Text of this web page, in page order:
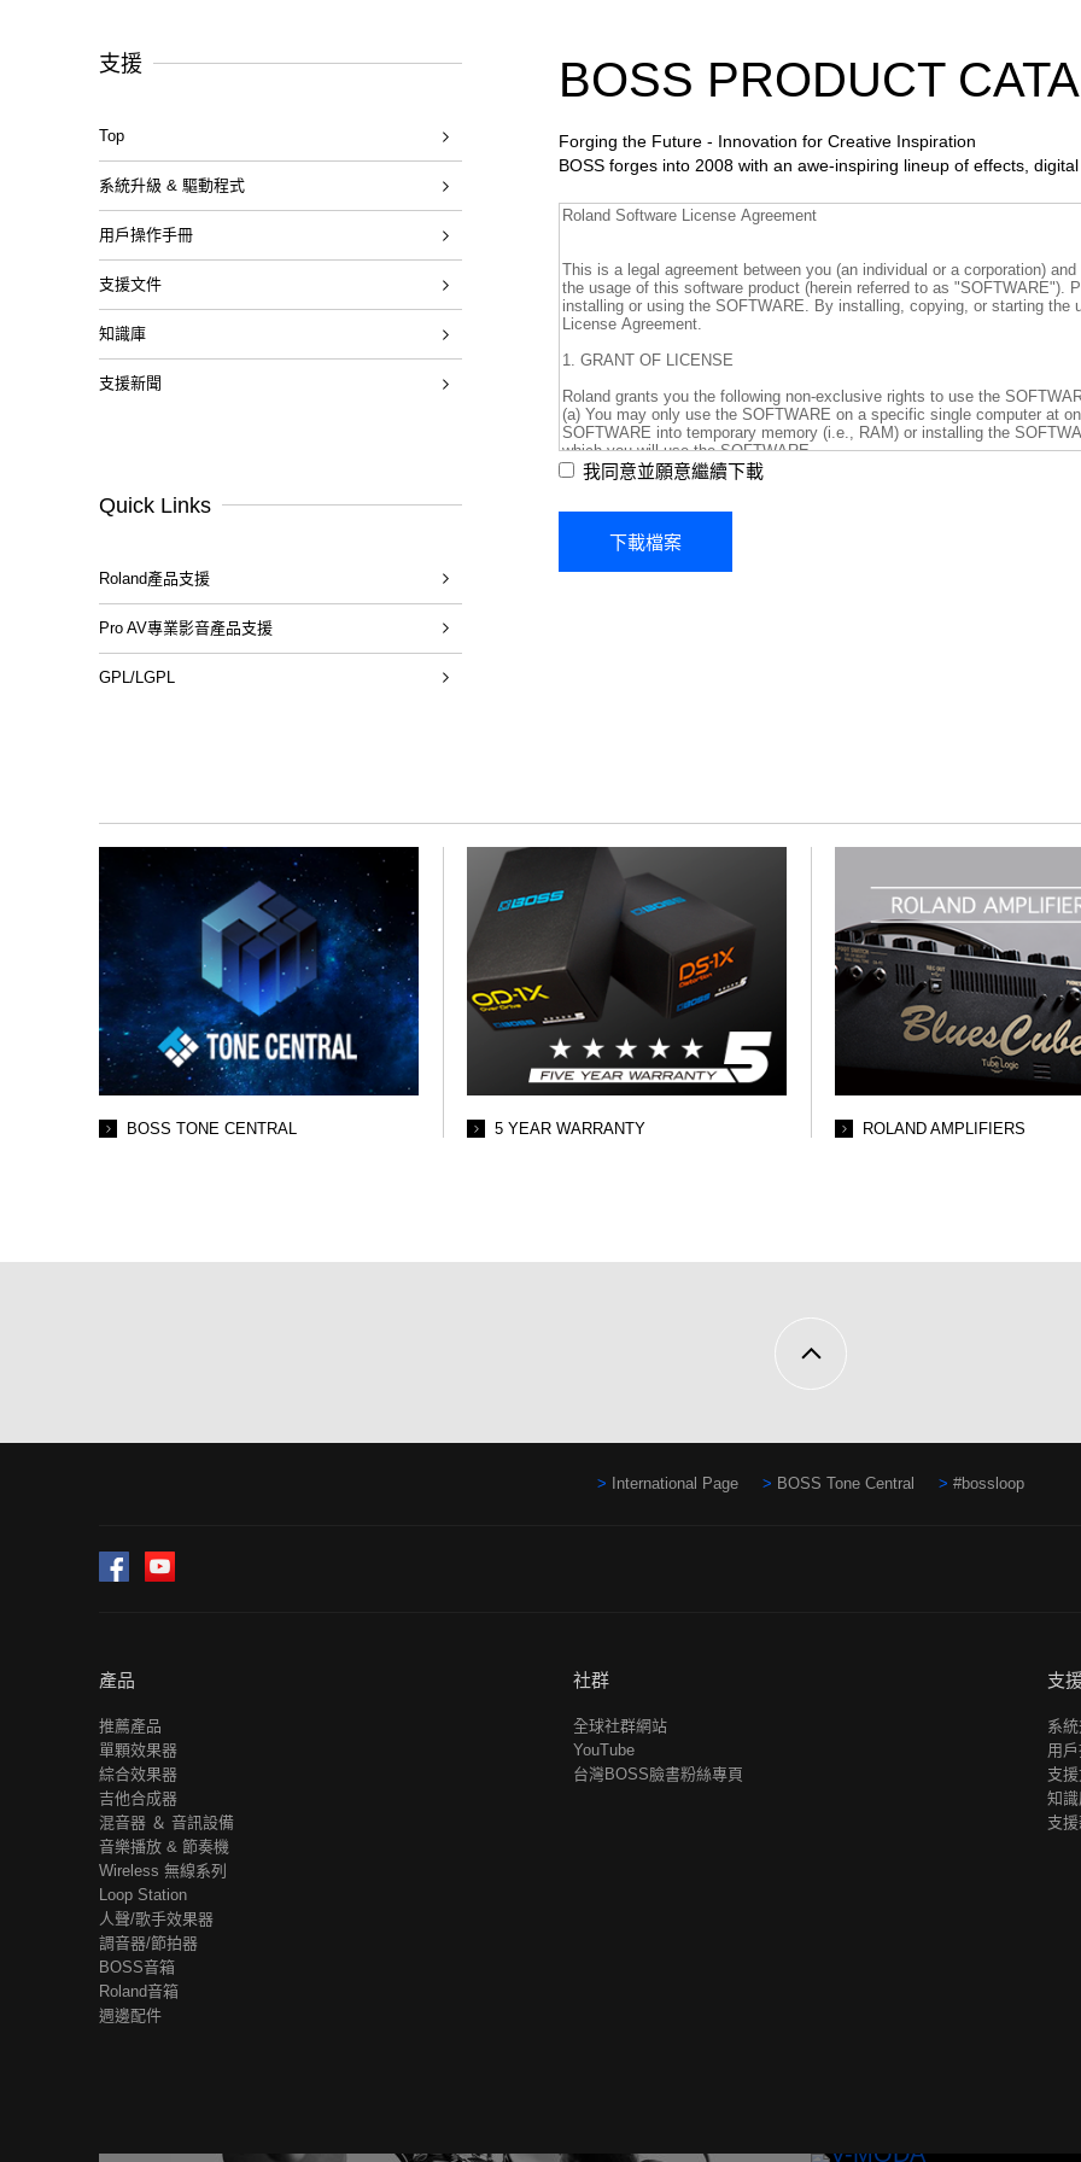
BOSS PRODUCT
Forging the Future - Innovation for Creative Inspiration
BOSS forges into 2008 with an awe-inspiring lineup of effects,
我同意並願意繼續下載
支援
Top
系統升級 & 驅動程式
用戶操作手冊
支援文件
知識庫
支援新聞
Quick Links
Roland產品支援
Pro AV專業影音產品支援
GPL/LGPL
BOSS TONE CENTRAL 5 YEAR WARRANTY ROLAND AMPLIFIERS
International Page BOSS Tone Central #bossloop
Facebook
產品
推薦產品
單顆效果器
綜合效果器
吉他合成器
混音器 ＆ 音訊設備
音樂播放 & 節奏機
Wireless 無線系列
Loop Station
人聲/歌手效果器
調音器/節拍器
BOSS音箱
Roland音箱
週邊配件
社群
全球社群網站
YouTube
台灣BOSS臉書粉絲專頁
支
系
用
支
知
支